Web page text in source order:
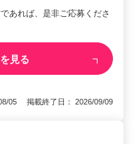
あれば、是非ご応募くださ
見る
05 掲載終了日： 2026/09/09